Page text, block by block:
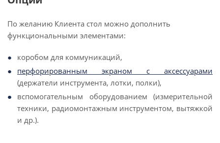
По желанию Клиента стол можно дополнить
функциональными элементами:
коробом для коммуникаций,
перфорированным экраном с аксессуарами
(держатели инструмента, лотки, полки),
вспомогательным оборудованием (измерительной
техники, радиомонтажным инструментом, вытяжкой
и др.).